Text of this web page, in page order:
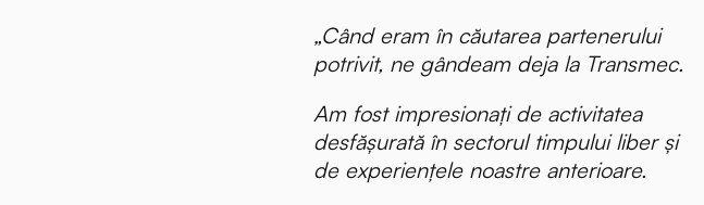
„Când eram în căutarea partenerului
potrivit, ne gândeam deja la Transmec.
Am fost impresionați de activitatea
desfășurată în sectorul timpului liber și
de experiențele noastre anterioare.